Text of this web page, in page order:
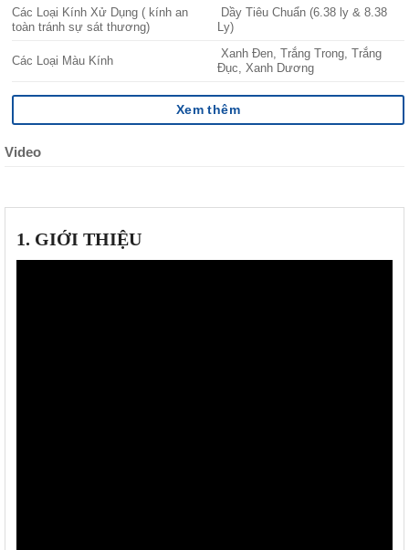
Các Loại Kính Xử Dụng ( kính an
toàn tránh sự sát thương)
Dầy Tiêu Chuẩn (6.38 ly & 8.38
Ly)
Các Loại Màu Kính
Xanh Đen, Trắng Trong, Trắng
Đục, Xanh Dương
Xem thêm
Video
1. GIỚI THIỆU